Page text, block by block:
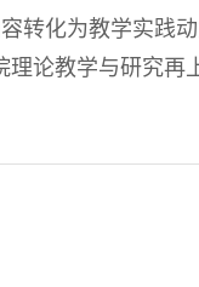
转化为教学实践
论教学与研究再